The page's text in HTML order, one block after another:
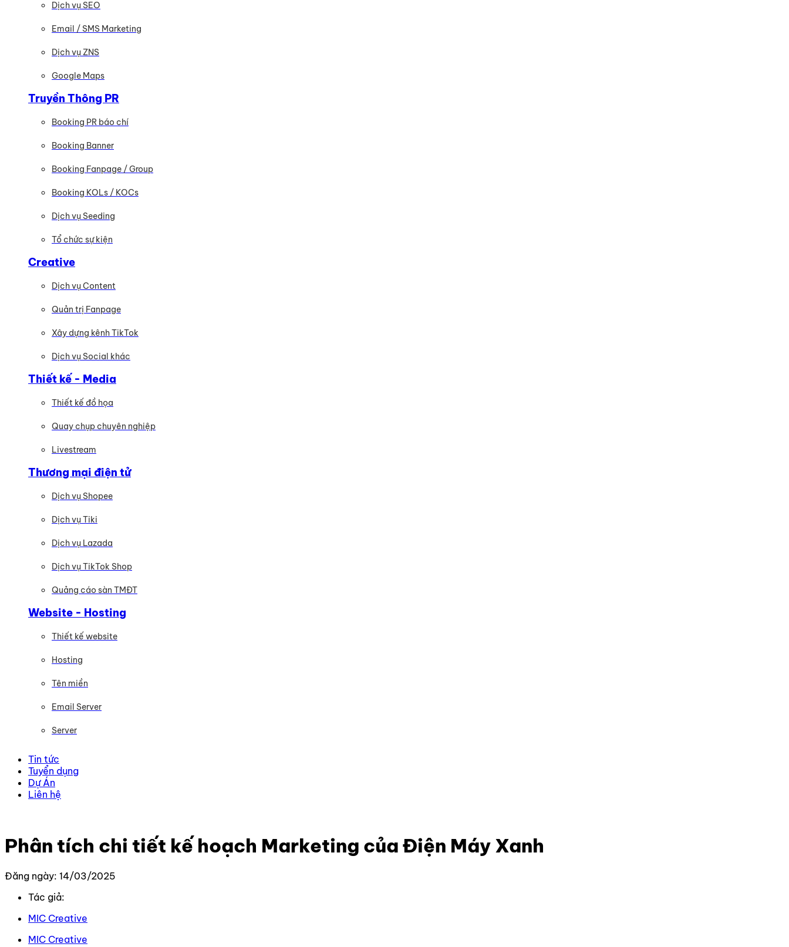
Dịch vụ SEO
Email / SMS Marketing
Dịch vụ ZNS
Google Maps
Truyền Thông PR
Booking PR báo chí
Booking Banner
Booking Fanpage / Group
Booking KOLs / KOCs
Dịch vụ Seeding
Tổ chức sự kiện
Creative
Dịch vụ Content
Quản trị Fanpage
Xây dựng kênh TikTok
Dịch vụ Social khác
Thiết kế - Media
Thiết kế đồ họa
Quay chụp chuyên nghiệp
Livestream
Thương mại điện tử
Dịch vụ Shopee
Dịch vụ Tiki
Dịch vụ Lazada
Dịch vụ TikTok Shop
Quảng cáo sàn TMĐT
Website - Hosting
Thiết kế website
Hosting
Tên miền
Email Server
Server
Tin tức
Tuyển dụng
Dự Án
Liên hệ
Phân tích chi tiết kế hoạch Marketing của Điện Máy Xanh
Đăng ngày: 14/03/2025
Tác giả:
MIC Creative
MIC Creative